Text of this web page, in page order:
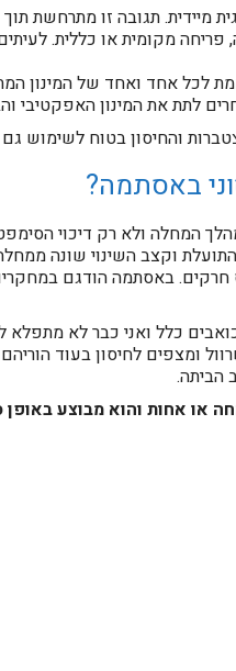
מיידית. תגובה זו מתרחשת
מקומית או כללית.
לכל אחד ואחד של המינון
לתת את המינון האפקטיבי
והחיסון בטוח לשימוש
באסתמה?
המחלה ולא רק דיכוי
וקצב השינוי שונה
100% בחיסון לארס חרקים. באסתמה
כלל ואני כבר לא מתפלא
ומצפים לחיסון בעוד
הביתה.
או אחות והוא מבוצע באופן